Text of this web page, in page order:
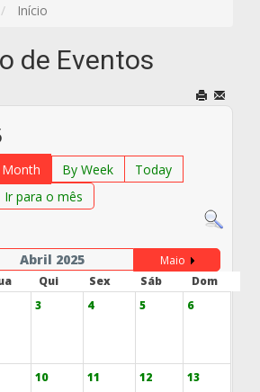
Início
de Eventos
By Week
Today
Ir para o mês
Abril 2025
Maio
Qui Sex Sáb
Dom
3 4 5 6
10 11 12 13